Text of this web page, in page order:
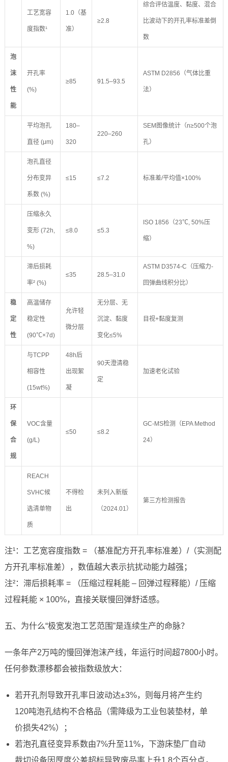
工艺宽容
度指数¹
1.0（基
准）
≥2.8
综合评估温度、黏度、混合
比波动下的开孔率标准差倒
数
泡
沫
性
能
开孔率
(%)
≥85 91.5–93.5
ASTM D2856（气体比重
法）
平均泡孔
直径 (μm)
180–
320
220–260
SEM图像统计（n≥500个泡
孔）
泡孔直径
分布变异
系数 (%)
≤15 ≤7.2 标准差/平均值×100%
压缩永久
变形 (72h,
%)
≤8.0 ≤5.3
ISO 1856（23℃, 50%压
缩）
滞后损耗
率² (%)
≤35 28.5–31.0
ASTM D3574-C（压缩力-
回弹曲线积分比）
稳
定
性
高温储存
稳定性
(90℃×7d)
允许轻
微分层
无分层、无
沉淀、黏度
变化≤5%
目视+黏度复测
与TCPP
相容性
(15wt%)
48h后
出现絮
凝
90天澄清稳
定
加速老化试验
环
保
合
规
VOC含量
(g/L)
≤50 ≤8.2
GC-MS检测（EPA Method
24）
REACH
SVHC候
选清单物
质
不得检
出
未列入新版
（2024.01）
第三方检测报告
注¹：工艺宽容度指数 = （基准配方开孔率标准差）/（实测配
方开孔率标准差），数值越大表示抗扰动能力越强；
注²：滞后损耗率 = （压缩过程耗能 – 回弹过程释能）/ 压缩
过程耗能 × 100%，直接关联慢回弹舒适感。
五、为什么“极宽发泡工艺范围”是连续生产的命脉？
一条年产2万吨的慢回弹泡沫产线，年运行时间超7800小时。
任何参数漂移都会被指数级放大：
若开孔剂导致开孔率日波动达±3%，则每月将产生约
120吨泡孔结构不合格品（需降级为工业包装垫材，单
价损失42%）；
若泡孔直径变异系数由7%升至11%，下游床垫厂自动
裁切设备因厚度公差超标导致废品率上升1.8个百分点，